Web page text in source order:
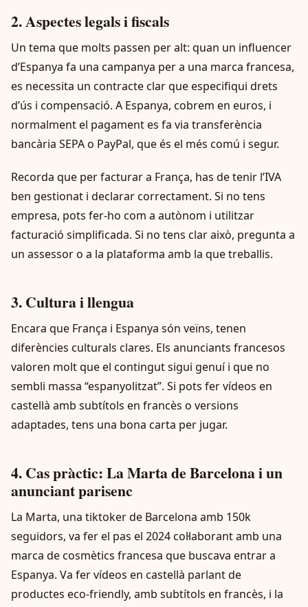
2. Aspectes legals i fiscals
Un tema que molts passen per alt: quan un influencer
d’Espanya fa una campanya per a una marca francesa,
es necessita un contracte clar que especifiqui drets
d’ús i compensació. A Espanya, cobrem en euros, i
normalment el pagament es fa via transferència
bancària SEPA o PayPal, que és el més comú i segur.
Recorda que per facturar a França, has de tenir l’IVA
ben gestionat i declarar correctament. Si no tens
empresa, pots fer-ho com a autònom i utilitzar
facturació simplificada. Si no tens clar això, pregunta a
un assessor o a la plataforma amb la que treballis.
3. Cultura i llengua
Encara que França i Espanya són veïns, tenen
diferències culturals clares. Els anunciants francesos
valoren molt que el contingut sigui genuí i que no
sembli massa “espanyolitzat”. Si pots fer vídeos en
castellà amb subtítols en francès o versions
adaptades, tens una bona carta per jugar.
4. Cas pràctic: La Marta de Barcelona i un
anunciant parisenc
La Marta, una tiktoker de Barcelona amb 150k
seguidors, va fer el pas el 2024 col·laborant amb una
marca de cosmètics francesa que buscava entrar a
Espanya. Va fer vídeos en castellà parlant de
productes eco-friendly, amb subtítols en francès, i la